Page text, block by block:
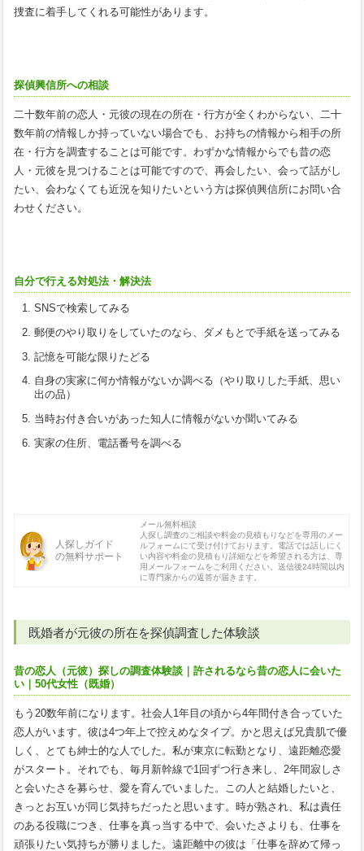
捜査に着手してくれる可能性があります。
探偵興信所への相談
二十数年前の恋人・元彼の現在の所在・行方が全くわからない、二十
数年前の情報しか持っていない場合でも、お持ちの情報から相手の所
在・行方を調査することは可能です。わずかな情報からでも昔の恋
人・元彼を見つけることは可能ですので、再会したい、会って話がし
たい、会わなくても近況を知りたいという方は探偵興信所にお問い合
わせください。
自分で行える対処法・解決法
SNSで検索してみる
郵便のやり取りをしていたのなら、ダメもとで手紙を送ってみる
記憶を可能な限りたどる
自身の実家に何か情報がないか調べる（やり取りした手紙、思い
出の品）
当時お付き合いがあった知人に情報がないか聞いてみる
実家の住所、電話番号を調べる
人探しガイド
の無料サポート
メール無料相談
人探し調査のご相談や料金の見積もりなどを専用のメー
ルフォームにて受け付けております。電話では話しにく
い内容や料金の見積もり詳細などを希望される方は、専
用メールフォームをご利用ください。送信後24時間以内
に専門家からの返答が届きます。
既婚者が元彼の所在を探偵調査した体験談
昔の恋人（元彼）探しの調査体験談｜許されるなら昔の恋人に会いた
い｜50代女性（既婚）
もう20数年前になります。社会人1年目の頃から4年間付き合っていた
恋人がいます。彼は4つ年上で控えめなタイプ。かと思えば兄貴肌で優
しく、とても紳士的な人でした。私が東京に転勤となり、遠距離恋愛
がスタート。それでも、毎月新幹線で1回ずつ行き来し、2年間寂しさ
と会いたさを募らせ、愛を育んでいました。この人と結婚したいと、
きっとお互いが同じ気持ちだったと思います。時が熟され、私は責任
のある役職につき、仕事を真っ当する中で、会いたさよりも、仕事を
頑張りたい気持ちが勝りました。遠距離中の彼は「仕事を辞めて帰っ